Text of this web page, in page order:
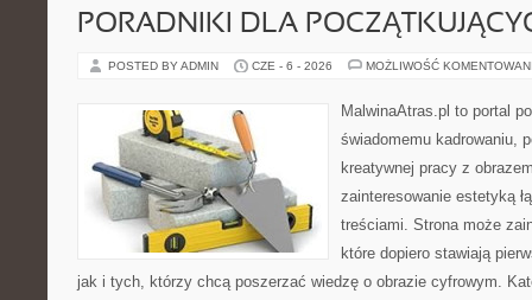
PORADNIKI DLA
POSTED BY ADMIN CZE - 6 - 2026 MOŻLIWOŚĆ
MalwinaAtras.pl to portal
świadomemu kadrowaniu,
kreatywnej pracy z
zainteresowanie estetyką
treściami. Strona może
które dopiero stawiają
jak i tych, którzy chcą poszerzać wiedzę o obrazie cyfrowym.